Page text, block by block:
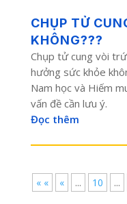
CHỤP TỬ
KHÔNG???
Chụp tử cung vòi
hưởng sức khỏe
Nam học và Hiếm
vấn đề cần lưu ý.
Đọc thêm
« « « ... 10 ...